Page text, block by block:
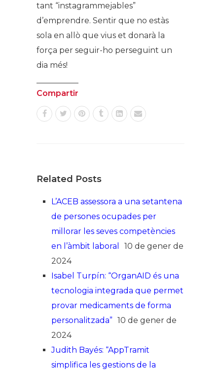
tant “instagrammejables”
d’emprendre. Sentir que no estàs
sola en allò que vius et donarà la
força per seguir-ho perseguint un
dia més!
Compartir
Related Posts
L’ACEB assessora a una setantena
de persones ocupades per
millorar les seves competències
en l’àmbit laboral
10 de gener de
2024
Isabel Turpín: “OrganAID és una
tecnologia integrada que permet
provar medicaments de forma
personalitzada” 10 de gener de
2024
Judith Bayés: “AppTramit
simplifica les gestions de la